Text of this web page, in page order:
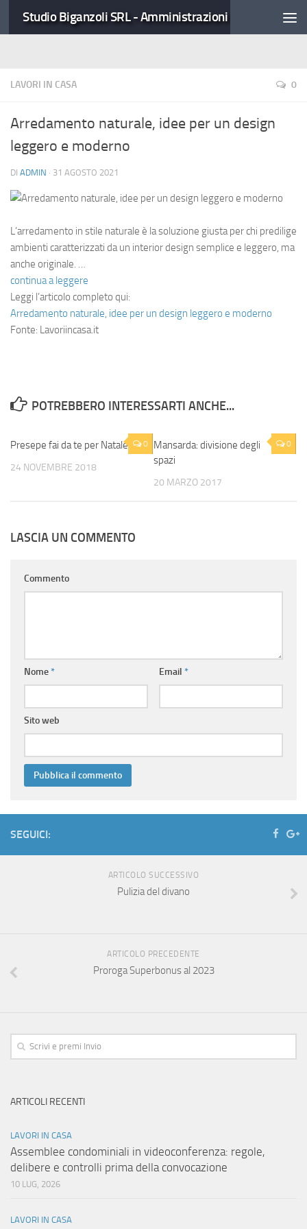
LAVORI IN CASA 0
Arredamento naturale, idee per un design
leggero e moderno
DI ADMIN · 31 AGOSTO 2021
L’arredamento in stile naturale è la soluzione giusta per chi predilige
ambienti caratterizzati da un interior design semplice e leggero, ma
anche originale. …
continua a leggere
Leggi l’articolo completo qui:
Arredamento naturale, idee per un design leggero e moderno
Fonte: Lavoriincasa.it
POTREBBERO INTERESSARTI ANCHE...
0
Presepe fai da te per Natale
24 NOVEMBRE 2018
0
Mansarda: divisione degli
spazi
20 MARZO 2017
LASCIA UN COMMENTO
Commento
Nome* Email *
Sito web
SEGUICI:
ARTICOLO SUCCESSIVO
Pulizia del divano
ARTICOLO PRECEDENTE
Proroga Superbonus al 2023
ARTICOLI RECENTI
LAVORI IN CASA
Assemblee condominiali in videoconferenza: regole,
delibere e controlli prima della convocazione
10 LUG, 2026
LAVORI IN CASA